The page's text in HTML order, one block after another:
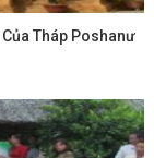
Tháp Poshanư